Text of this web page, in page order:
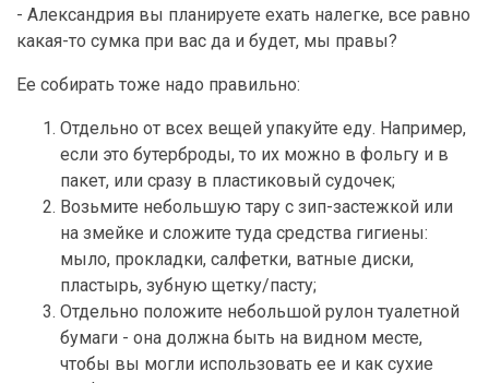
- Александрия вы планируете ехать налегке, все равно
какая-то сумка при вас да и будет, мы правы?
Ее собирать тоже надо правильно:
Отдельно от всех вещей упакуйте еду. Например,
если это бутерброды, то их можно в фольгу и в
пакет, или сразу в пластиковый судочек;
Возьмите небольшую тару с зип-застежкой или
на змейке и сложите туда средства гигиены:
мыло, прокладки, салфетки, ватные диски,
пластырь, зубную щетку/пасту;
Отдельно положите небольшой рулон туалетной
бумаги - она должна быть на видном месте,
чтобы вы могли использовать ее и как сухие